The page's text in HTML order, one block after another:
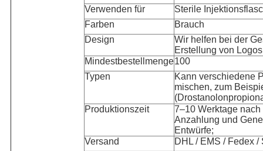
Verwenden für
Sterile
Farben
Brauch
Design
Wir helfen bei der
Erstellung von Logos
Mindestbestellmenge100
Typen
Kann verschiedene
mischen, zum
Produktionszeit
7–10 Werktage
Anzahlung und
Entwürfe;
Versand
DHL / EMS / Fedex /